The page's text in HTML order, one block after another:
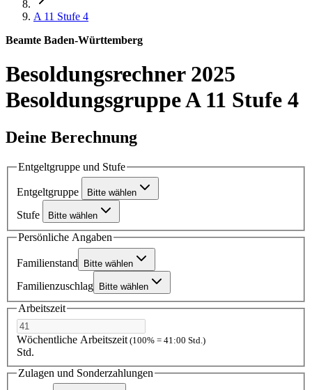
A 11 Stufe 4
Beamte Baden-Württemberg
Besoldungsrechner 2025
Besoldungsgruppe A 11 Stufe 4
Deine Berechnung
Entgeltgruppe und Stufe
Entgeltgruppe Bitte wählen
Stufe Bitte wählen
Persönliche Angaben
Familienstand Bitte wählen
Familienzuschlag Bitte wählen
Arbeitszeit
Wöchentliche Arbeitszeit (100% = 41:00 Std.)
Std.
Zulagen und Sonderzahlungen